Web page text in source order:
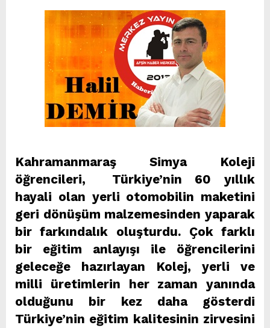
Kahramanmaraş Simya Koleji
öğrencileri, Türkiye’nin 60 yıllık
hayali olan yerli otomobilin maketini
geri dönüşüm malzemesinden yaparak
bir farkındalık oluşturdu. Çok farklı
bir eğitim anlayışı ile öğrencilerini
geleceğe hazırlayan Kolej, yerli ve
milli üretimlerin her zaman yanında
olduğunu bir kez daha gösterdi
Türkiye’nin eğitim kalitesinin zirvesini